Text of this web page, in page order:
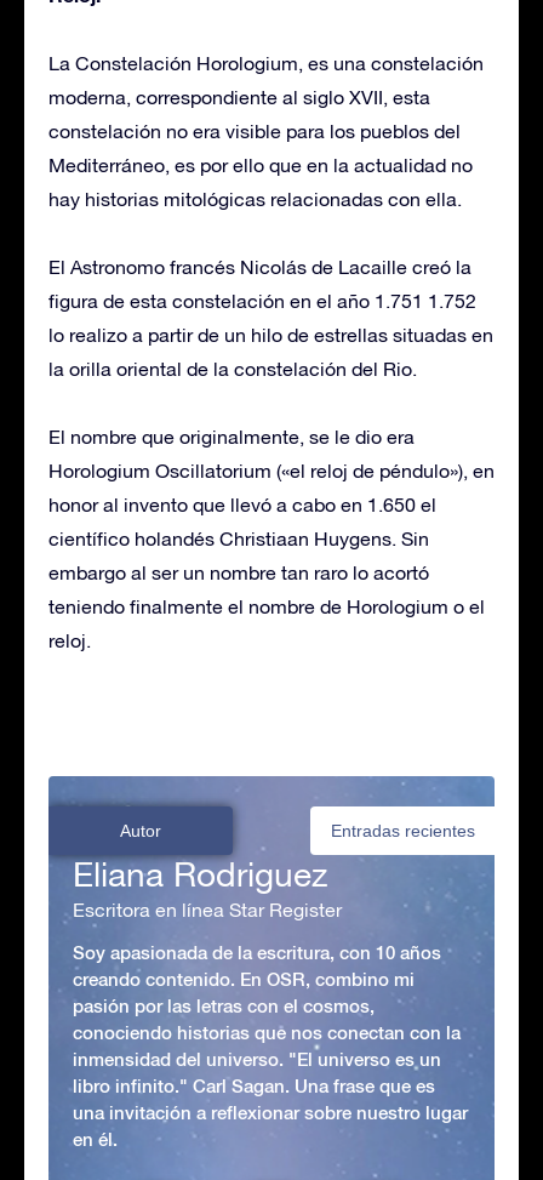
La Constelación Horologium, es una constelación
moderna, correspondiente al siglo XVII, esta
constelación no era visible para los pueblos del
Mediterráneo, es por ello que en la actualidad no
hay historias mitológicas relacionadas con ella.
El Astronomo francés Nicolás de Lacaille creó la
figura de esta constelación en el año 1.751 1.752
lo realizo a partir de un hilo de estrellas situadas en
la orilla oriental de la constelación del Rio.
El nombre que originalmente, se le dio era
Horologium Oscillatorium («el reloj de péndulo»), en
honor al invento que llevó a cabo en 1.650 el
científico holandés Christiaan Huygens. Sin
embargo al ser un nombre tan raro lo acortó
teniendo finalmente el nombre de Horologium o el
reloj.
Autor Entradas recientes
Eliana Rodriguez
Escritora en línea Star Register
Soy apasionada de la escritura, con 10 años
creando contenido. En OSR, combino mi
pasión por las letras con el cosmos,
conociendo historias que nos conectan con la
inmensidad del universo. "El universo es un
libro infinito." Carl Sagan. Una frase que es
una invitación a reflexionar sobre nuestro lugar
en él.